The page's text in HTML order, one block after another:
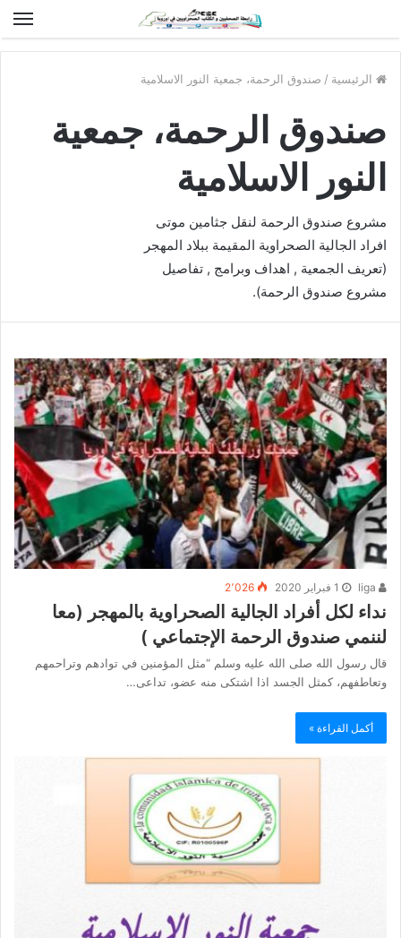
الرئيسية / صندوق الرحمة، جمعية النور الاسلامية
صندوق الرحمة، جمعية
النور الاسلامية
مشروع صندوق الرحمة لنقل جثامين موتى
افراد الجالية الصحراوية المقيمة ببلاد المهجر
(تعريف الجمعية , اهداف وبرامج , تفاصيل
مشروع صندوق الرحمة).
1 فبراير 2020 2٬026
نداء لكل أفراد الجالية الصحراوية بالمهجر (معا
لننمي صندوق الرحمة الإجتماعي )
قال رسول الله صلى الله عليه وسلم “مثل المؤمنين في توادهم وتراحمهم
وتعاطفهم، كمثل الجسد اذا اشتكى منه عضو، تداعى…
أكمل القراءة »